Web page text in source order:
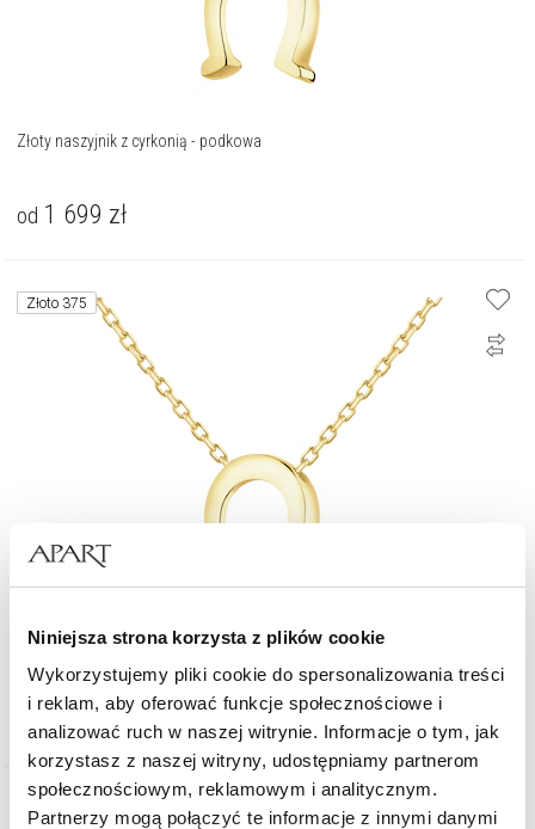
Niniejsza strona korzysta z plików cookie
Wykorzystujemy pliki cookie do spersonalizowania treści
i reklam, aby oferować funkcje społecznościowe i
analizować ruch w naszej witrynie. Informacje o tym, jak
korzystasz z naszej witryny, udostępniamy partnerom
społecznościowym, reklamowym i analitycznym.
Partnerzy mogą połączyć te informacje z innymi danymi
Złoty naszyjnik z cyrkonią - podkowa
od 1 699 zł
Złoto 375
Złoty naszyjnik z cyrkonią - podkowa
od 1 219 zł
Złoto 585